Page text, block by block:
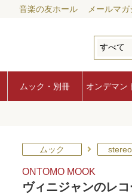
音楽の友ホール メールマガ
ムック・別冊 オンデマン
ムック
ONTOMO MOOK
ヴィニジャンのレ